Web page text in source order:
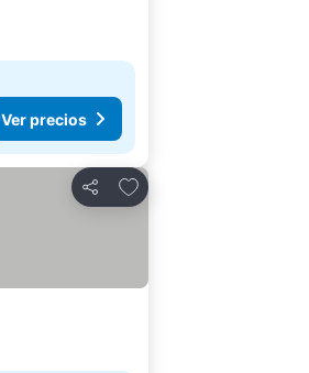
Ver precios
Compartir
Agregar a favoritos